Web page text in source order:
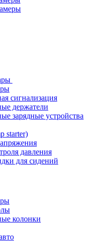
сигнализация
держатели
зарядные устройства
starter)
давления
для сидений
колонки